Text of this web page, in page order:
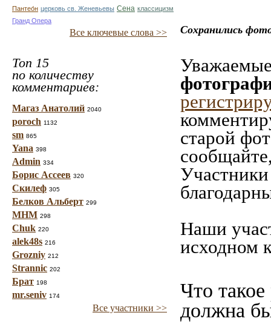
Пантео́н церковь св. Женевьевы Сена классицизм
Гранд Опера
Все ключевые слова >>
Топ 15
по количеству
комментариев:
Магаз Анатолий 2040
poroch 1132
sm 865
Yana 398
Admin 334
Борис Ассеев 320
Скилеф 305
Белков Альберт 299
МНМ 298
Chuk 220
alek48s 216
Grozniy 212
Strannic 202
Брат 198
mr.seniv 174
Все участники >>
Сохранились
старой
Наши
исходном
Что
должна